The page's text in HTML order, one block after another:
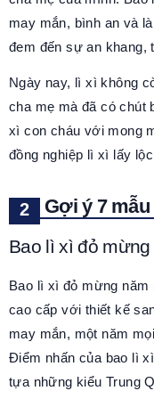
may mắn, bình an và
đem đến sự an khang,
Ngày nay, lì xì không
cha mẹ mà đã có chút
xì con cháu với mong
đồng nghiệp lì xì lấy
Gợi ý 7 mẫu
Bao lì xì đỏ
Bao lì xì đỏ mừng
cao cấp với thiết kế
may mắn, một năm
Điểm nhấn của bao lì
tựa những kiểu Trung